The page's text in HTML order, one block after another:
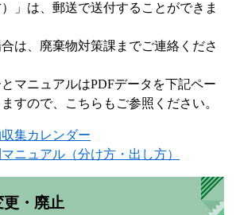
）」は、郵送で送付することができま
は、廃棄物対策課までご連絡くださ
マニュアルはPDFデータを下記ペー
すので、こちらもご参照ください。
集カレンダー
ニュアル（分け方・出し方）
・廃止